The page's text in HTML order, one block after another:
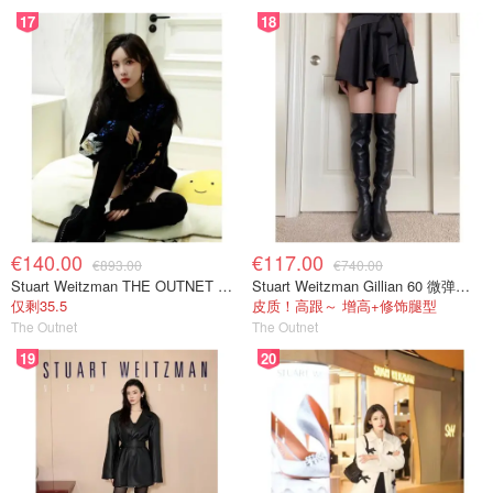
17
€140.00 €893.00
Stuart Weitzman THE OUTNET 麂皮过膝靴 黑色
仅剩35.5
The Outnet
18
€117.00 €740.00
Stuart Weitzman Gillian 60 微弹力皮革过膝靴 黑色
皮质！高跟～ 增高+修饰腿型
The Outnet
19 20